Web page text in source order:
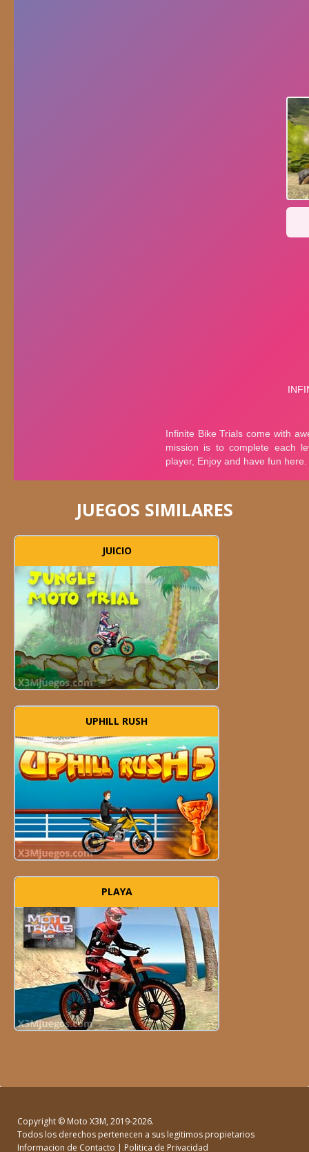
JUEGOS SIMILARES
JUICIO
UPHILL RUSH
PLAYA
Copyright © Moto X3M, 2019-2026.
Todos los derechos pertenecen a sus legitimos propietarios
Informacion de Contacto | Politica de Privacidad